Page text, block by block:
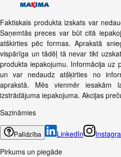
Faktiskais produkta izskats var
Saņemtās preces var būt citā
atškirties pēc formas. Aprakstā
vispārīga un tādēļ tā nevar tikt
produkta iepakojumu. Informācija uz
un var nedaudz atšķirties no
aprakstā. Mēs vienmēr iesakām
izstrādājuma iepakojuma. Akcijas
Sazināmies
Palīdzība LinkedIn
Pirkums un piegāde